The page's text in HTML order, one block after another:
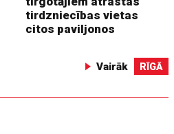
tirdzniecības vietas
citos paviljonos
Vairāk RĪGĀ